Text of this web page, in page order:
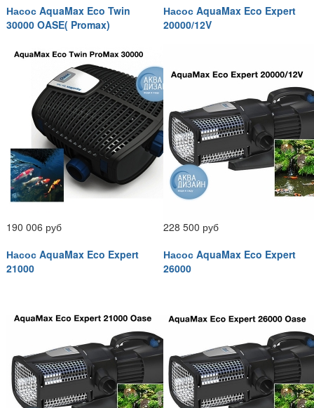
Насос AquaMax Eco Twin
30000 OASE( Promax)
190 006 руб
Насос AquaMax Eco Expert
20000/12V
228 500 руб
Насос AquaMax Eco Expert
21000
Насос AquaMax Eco Expert
26000